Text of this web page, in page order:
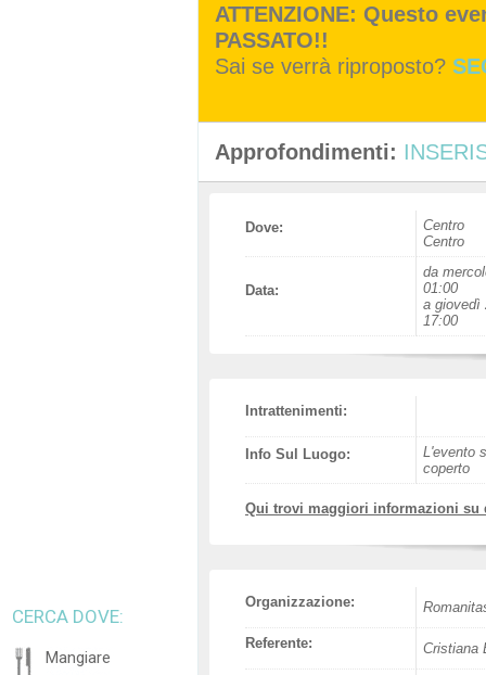
ATTENZIONE: Questo
PASSATO!!
Sai se verrà riproposto?
Approfondimenti:
Dove:
Centro
Centro
Data:
da
01:00
a giovedì
17:00
Intrattenimenti:
Info Sul Luogo:
L'evento
coperto
Qui trovi maggiori informazioni su
Organizzazione:
Referente: Cristiana
CERCA DOVE:
Mangiare